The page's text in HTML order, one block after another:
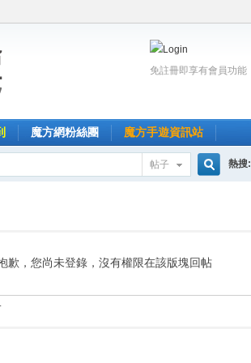
免註冊即享有會員功能
魔方網粉絲團 魔方手遊資訊站
帖子
索
熱搜:
歉，您尚未登錄，沒有權限在該版塊回帖